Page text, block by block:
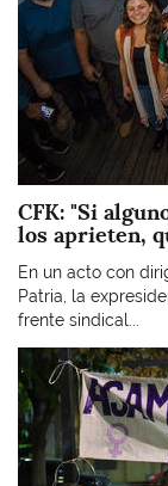
CFK: "Si
los aprieten,
En un acto con
Patria, la
frente sindical...
Imagen